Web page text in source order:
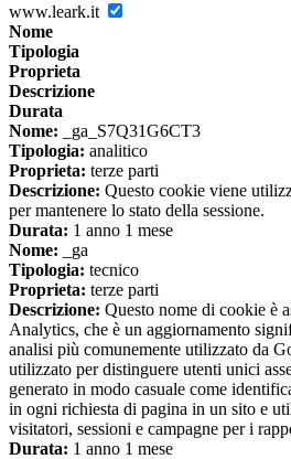
www.leark.it
Nome
Tipologia
Proprieta
Descrizione
Durata
Nome: _ga_S7Q31G6CT3
Tipologia: analitico
Proprieta: terze parti
Descrizione: Questo cookie viene
per mantenere lo stato della sessione.
Durata: 1 anno 1 mese
Nome: _ga
Tipologia: tecnico
Proprieta: terze parti
Descrizione: Questo nome di cookie è
Analytics, che è un aggiornamento
analisi più comunemente utilizzato da
utilizzato per distinguere utenti unici
generato in modo casuale come
in ogni richiesta di pagina in un sito e
visitatori, sessioni e campagne per i
Durata: 1 anno 1 mese